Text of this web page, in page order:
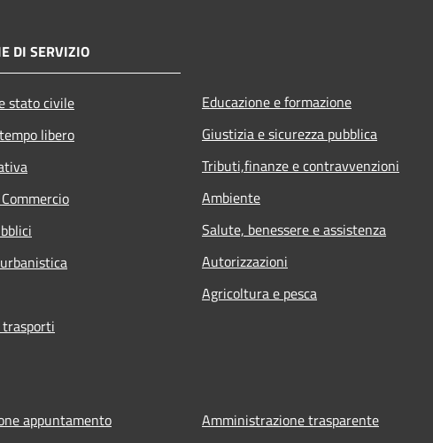
DI SERVIZIO
stato civile
libero
Educazione e formazione
Giustizia e sicurezza pubblica
Tributi,finanze e contravvenzioni
Ambiente
Salute, benessere e assistenza
Autorizzazioni
Agricoltura e pesca
appuntamento
Amministrazione trasparente